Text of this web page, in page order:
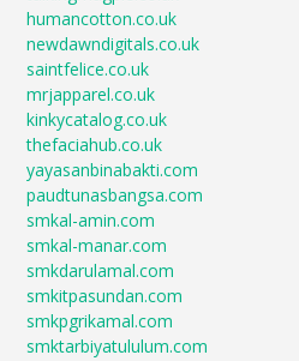
humancotton.co.uk
newdawndigitals.co.uk
saintfelice.co.uk
mrjapparel.co.uk
kinkycatalog.co.uk
thefaciahub.co.uk
yayasanbinabakti.com
paudtunasbangsa.com
smkal-amin.com
smkal-manar.com
smkdarulamal.com
smkitpasundan.com
smkpgrikamal.com
smktarbiyatululum.com